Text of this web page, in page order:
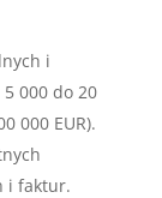
i
000 do 20
000 EUR).
i faktur.